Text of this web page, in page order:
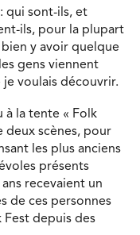
qui sont-ils, et
ils, pour la plupart
y avoir quelque
gens viennent
je voulais découvrir.
à la tente « Folk
deux scènes, pour
les plus anciens
présents
recevaient un
de ces personnes
Fest depuis des